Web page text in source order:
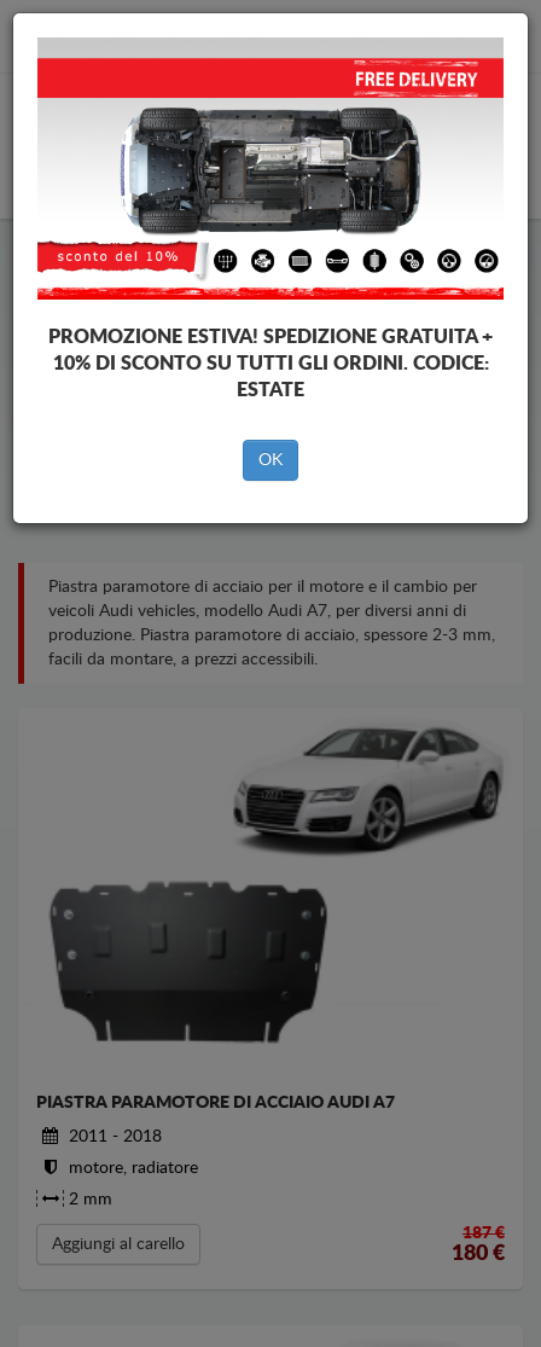
info@piastraparamotore.com
Piastra paramotore di acciaio
Audi A7
Piastra paramotore di acciaio per il motore e il cambio per
veicoli Audi vehicles, modello Audi A7, per diversi anni di
produzione. Piastra paramotore di acciaio, spessore 2-3 mm,
facili da montare, a prezzi accessibili.
PIASTRA PARAMOTORE DI ACCIAIO AUDI A7
2011 - 2018
motore, radiatore
2 mm
Aggiungi al carello
187 €
180 €
PROMOZIONE ESTIVA! SPEDIZIONE GRATUITA +
10% DI SCONTO SU TUTTI GLI ORDINI. CODICE:
ESTATE
OK